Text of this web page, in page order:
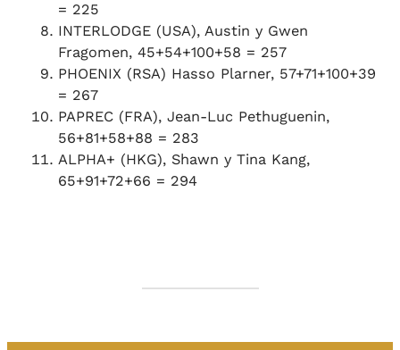
= 225
INTERLODGE (USA), Austin y Gwen
Fragomen, 45+54+100+58 = 257
PHOENIX (RSA) Hasso Plarner, 57+71+100+39
= 267
PAPREC (FRA), Jean-Luc Pethuguenin,
56+81+58+88 = 283
ALPHA+ (HKG), Shawn y Tina Kang,
65+91+72+66 = 294